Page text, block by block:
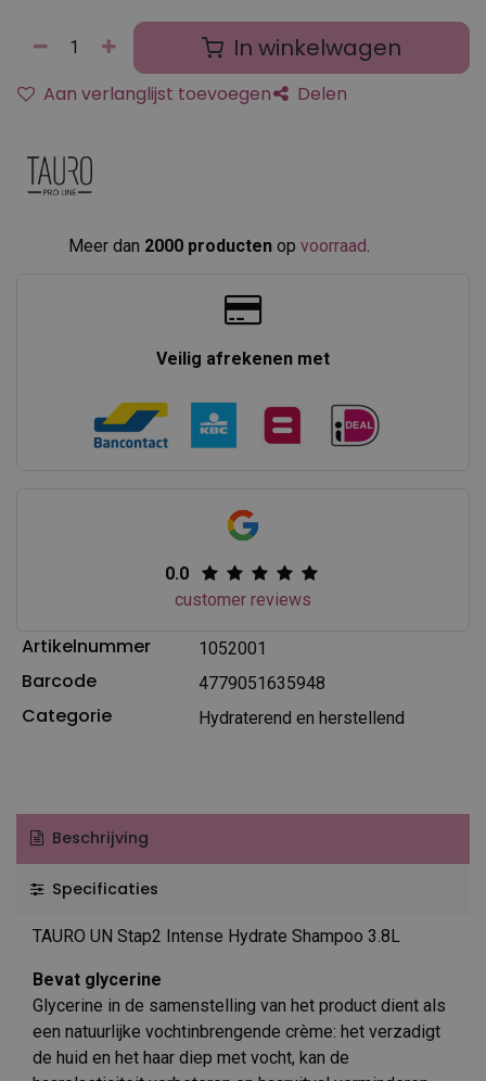
In winkelwagen
Aan verlanglijst toevoegen Delen
Meer dan 2000 producten op voorraad
Veilig afrekenen met
0.0
customer reviews
Artikelnummer 1052001
Barcode 4779051635948
Categorie Hydraterend en herstellend
Beschrijving
Specificaties
TAURO UN Stap2 Intense Hydrate Shampoo 3.8L
Bevat glycerine
Glycerine in de samenstelling van het product dient als
een natuurlijke vochtinbrengende crème: het verzadigt
de huid en het haar diep met vocht, kan de